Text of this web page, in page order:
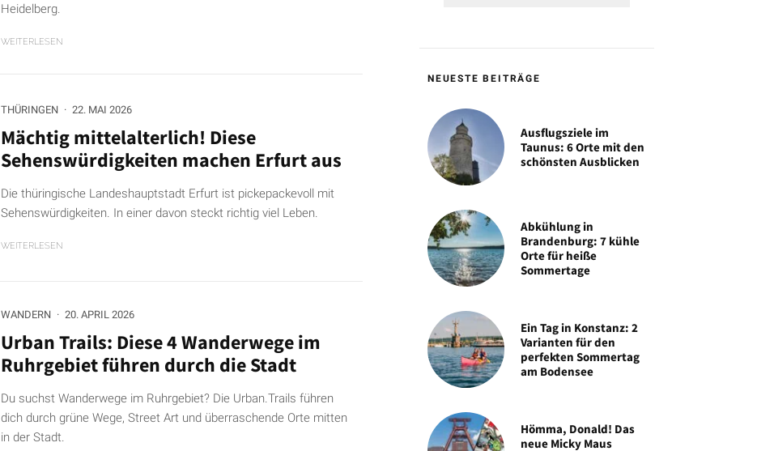
Heidelberg.
WEITERLESEN
THÜRINGEN · 22. MAI 2026
Mächtig mittelalterlich! Diese
Sehenswürdigkeiten machen Erfurt aus
Die thüringische Landeshauptstadt Erfurt ist pickepackevoll mit
Sehenswürdigkeiten. In einer davon steckt richtig viel Leben.
WEITERLESEN
WANDERN · 20. APRIL 2026
Urban Trails: Diese 4 Wanderwege im
Ruhrgebiet führen durch die Stadt
Du suchst Wanderwege im Ruhrgebiet? Die Urban.Trails führen
dich durch grüne Wege, Street Art und überraschende Orte mitten
in der Stadt.
NEUESTE BEITRÄGE
Ausflugsziele im
Taunus: 6 Orte mit den
schönsten Ausblicken
Abkühlung in
Brandenburg: 7 kühle
Orte für heiße
Sommertage
Ein Tag in Konstanz: 2
Varianten für den
perfekten Sommertag
am Bodensee
Hömma, Donald! Das
neue Micky Maus